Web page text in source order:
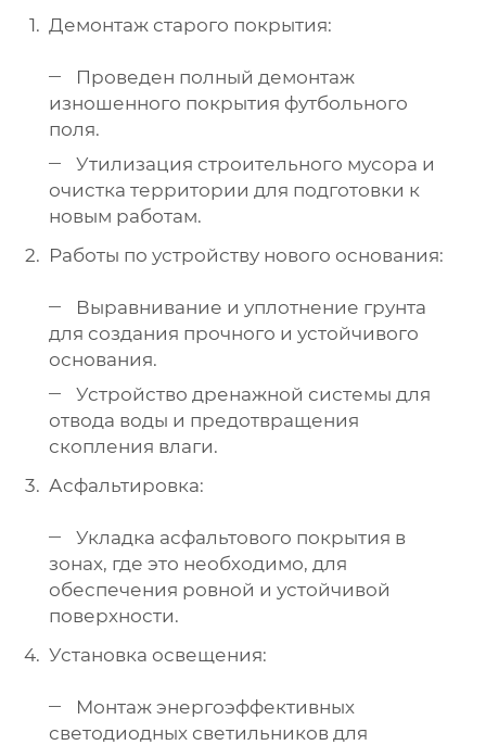
Демонтаж старого покрытия:
Проведен полный демонтаж
изношенного покрытия футбольного
поля.
Утилизация строительного мусора и
очистка территории для подготовки к
новым работам.
Работы по устройству нового основания:
Выравнивание и уплотнение грунта
для создания прочного и устойчивого
основания.
Устройство дренажной системы для
отвода воды и предотвращения
скопления влаги.
Асфальтировка:
Укладка асфальтового покрытия в
зонах, где это необходимо, для
обеспечения ровной и устойчивой
поверхности.
Установка освещения:
Монтаж энергоэффективных
светодиодных светильников для